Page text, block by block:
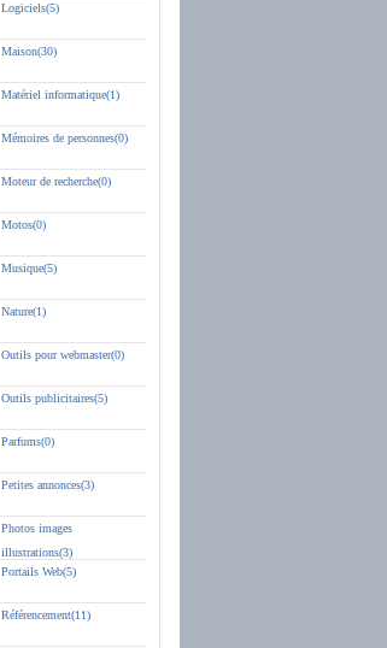
Logiciels(5)
Maison(30)
Matériel informatique(1)
Mémoires de personnes(0)
Moteur de recherche(0)
Motos(0)
Musique(5)
Nature(1)
Outils pour webmaster(0)
Outils publicitaires(5)
Parfums(0)
Petites annonces(3)
Photos images
illustrations(3)
Portails Web(5)
Référencement(11)